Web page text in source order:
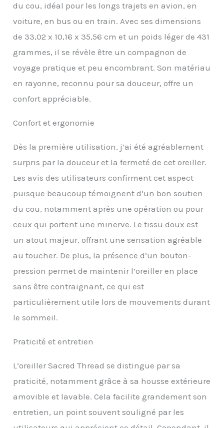
reposer. Soulagement
rembourrage de haute
qualité vous fournira un
douleurs à la tête et au
cou. Le design en forme
de U s'adapte
parfaitement à votre
reposer tout en
voyageant avec facilité.
Fini les voyages agités.
Durable : ce coussin de
partir de matériaux de
qualité supérieure et
restera agréable
pendant des années.
Avec un entretien
approprié, il restera frais
et propre. La housse en
bambou est très facile à
suffit de dézipper et de
retirer la housse, puis de
basse température pour
de meilleurs résultats.
Excellent cadeau : cet
appui-tête, oreiller de
cadeau. Les hommes,
les femmes et les
du cou, idéal pour les longs trajets en avion, en
voiture, en bus ou en train. Avec ses dimensions
de 33,02 x 10,16 x 35,56 cm et un poids léger de 431
grammes, il se révèle être un compagnon de
voyage pratique et peu encombrant. Son matériau
en rayonne, reconnu pour sa douceur, offre un
confort appréciable.
Confort et ergonomie
Dès la première utilisation, j’ai été agréablement
surpris par la douceur et la fermeté de cet oreiller.
Les avis des utilisateurs confirment cet aspect
puisque beaucoup témoignent d’un bon soutien
du cou, notamment après une opération ou pour
ceux qui portent une minerve. Le tissu doux est
un atout majeur, offrant une sensation agréable
au toucher. De plus, la présence d’un bouton-
pression permet de maintenir l’oreiller en place
sans être contraignant, ce qui est
particulièrement utile lors de mouvements durant
le sommeil.
Praticité et entretien
L’oreiller Sacred Thread se distingue par sa
praticité, notamment grâce à sa housse extérieure
amovible et lavable. Cela facilite grandement son
entretien, un point souvent souligné par les